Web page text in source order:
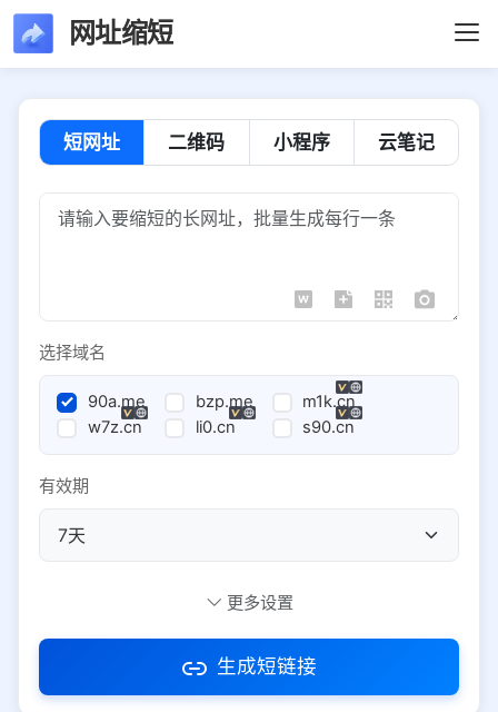
网址缩短
短网址 二维码 小程序 云笔记
选择域名
90a.me bzp.me
m1k.cn
w7z.cn
li0.cn s90.cn
有效期
访问密码
更多设置
生成短链接